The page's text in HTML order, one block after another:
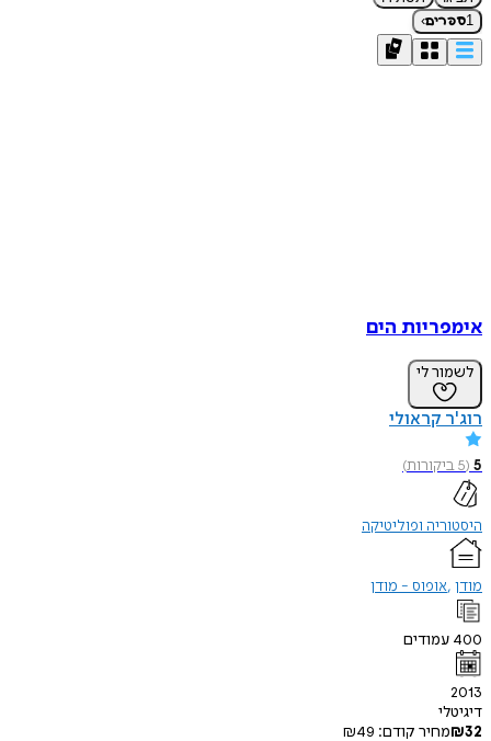
1ספרים›
אימפריות הים
לשמור לי
רוג'ר קראולי
5
(
5ביקורות)
היסטוריה ופוליטיקה
מודן אופוס - מודן
400 עמודים
2013
דיגיטלי
₪32 מחיר קודם: ₪49